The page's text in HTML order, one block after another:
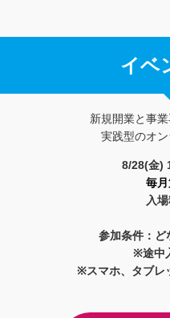
イベ
新規開業と事
実践型のオ
8/28(金)
毎
入
参加条件：ど
※途中
※スマホ、タブレ